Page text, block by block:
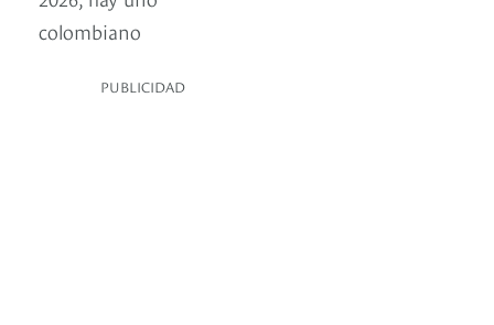
colombiano
PUBLICIDAD